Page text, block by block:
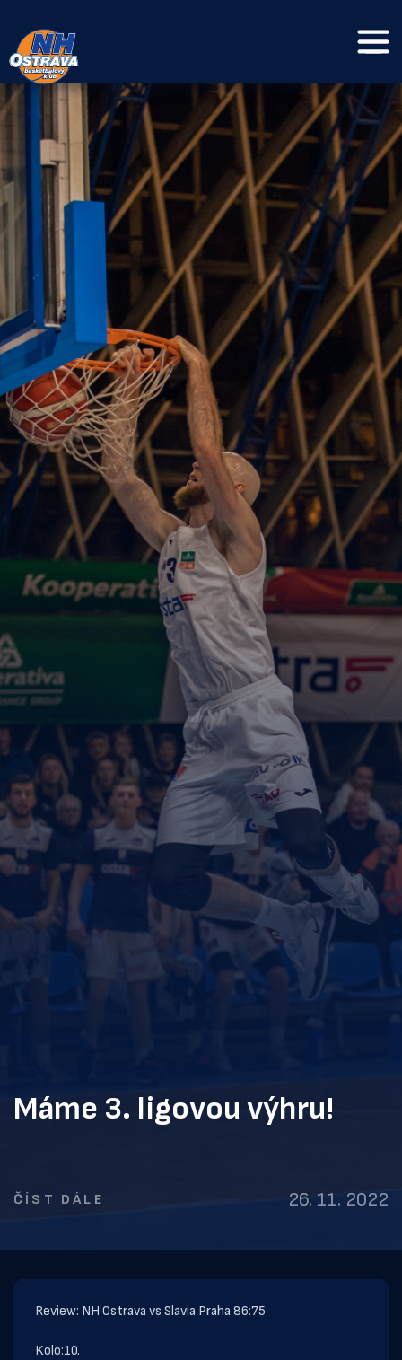
Máme 3. ligovou výhru!
ČÍST DÁLE 26. 11. 2022
Review: NH Ostrava vs Slavia Praha 86:75
Kolo:10.